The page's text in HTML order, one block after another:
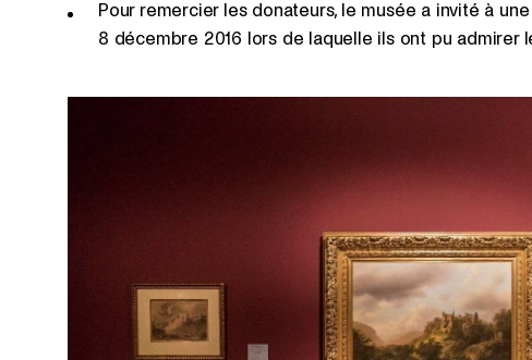
Pour remercier les donateurs, le musée a invité à
8 décembre 2016 lors de laquelle ils ont pu admirer